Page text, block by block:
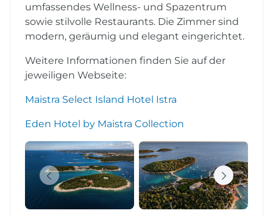
umfassendes Wellness- und Spazentrum
sowie stilvolle Restaurants. Die Zimmer sind
modern, geräumig und elegant eingerichtet.
Weitere Informationen finden Sie auf der
jeweiligen Webseite:
Maistra Select Island Hotel Istra
Eden Hotel by Maistra Collection